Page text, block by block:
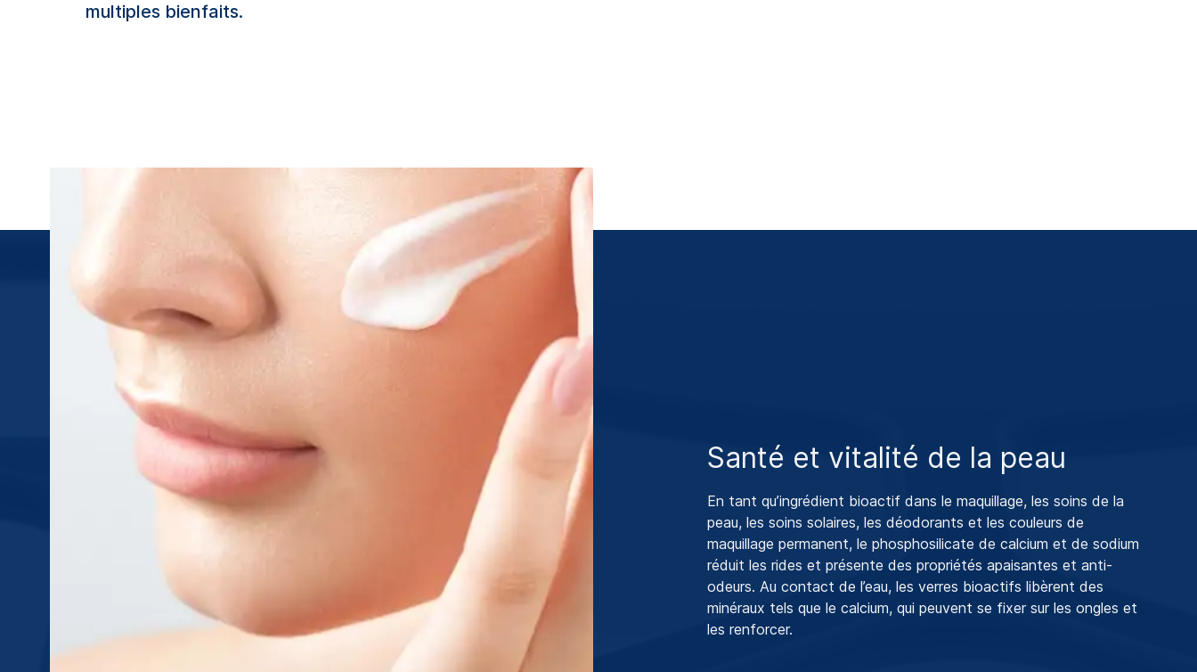
multiples bienfaits.
Santé et vitalité de la peau
En tant qu’ingrédient bioactif dans le maquillage, les soins de la
peau, les soins solaires, les déodorants et les couleurs de
maquillage permanent, le phosphosilicate de calcium et de sodium
réduit les rides et présente des propriétés apaisantes et anti-
odeurs. Au contact de l’eau, les verres bioactifs libèrent des
minéraux tels que le calcium, qui peuvent se fixer sur les ongles et
les renforcer.